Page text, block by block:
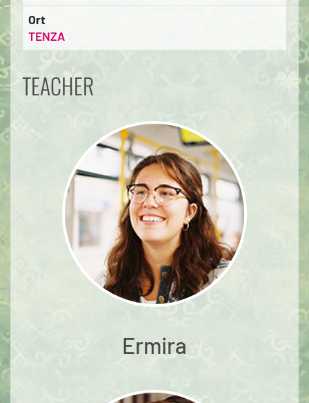
Ort
TENZA
TEACHER
Ermira